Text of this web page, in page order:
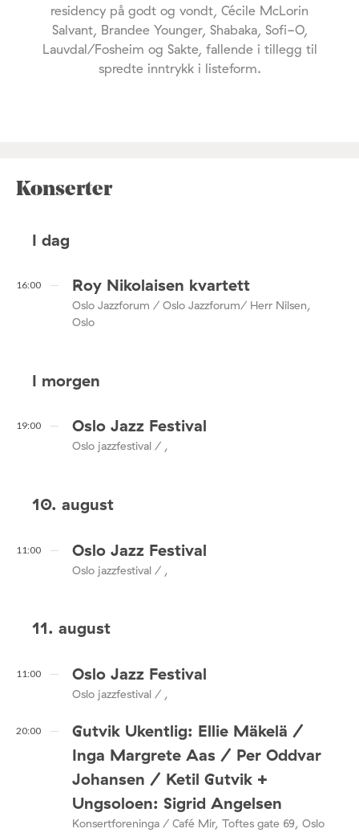
residency på godt og vondt, Cécile McLorin
Salvant, Brandee Younger, Shabaka, Sofi-O,
Lauvdal/Fosheim og Sakte, fallende i tillegg til
spredte inntrykk i listeform.
Konserter
I dag
16:00 Roy Nikolaisen kvartett
Oslo Jazzforum / Oslo Jazzforum/ Herr Nilsen,
Oslo
I morgen
19:00 Oslo Jazz Festival
Oslo jazzfestival / ,
10. august
11:00 Oslo Jazz Festival
Oslo jazzfestival / ,
11. august
11:00 Oslo Jazz Festival
Oslo jazzfestival / ,
20:00
Gutvik Ukentlig: Ellie Mäkelä /
Inga Margrete Aas / Per Oddvar
Johansen / Ketil Gutvik +
Ungsoloen: Sigrid Angelsen
Konsertforeninga / Café Mir, Toftes gate 69, Oslo